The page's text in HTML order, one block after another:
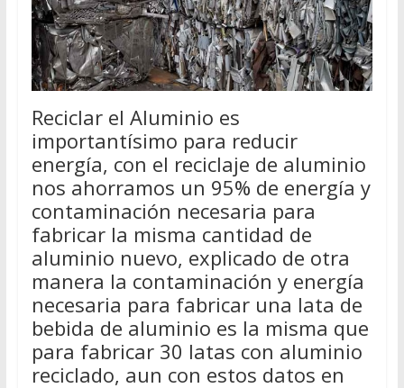
Reciclar el Aluminio es
importantísimo para reducir
energía, con el reciclaje de aluminio
nos ahorramos un 95% de energía y
contaminación necesaria para
fabricar la misma cantidad de
aluminio nuevo, explicado de otra
manera la contaminación y energía
necesaria para fabricar una lata de
bebida de aluminio es la misma que
para fabricar 30 latas con aluminio
reciclado, aun con estos datos en